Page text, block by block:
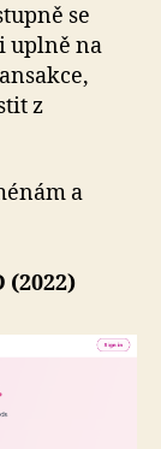
se
uplně na
z
a
(2022)